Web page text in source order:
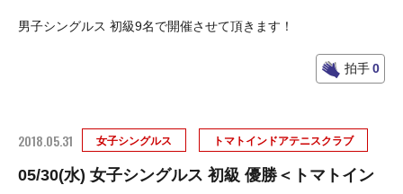
男子シングルス 初級9名で開催させて頂きます！
拍手0
2018.05.31 女子シングルス トマトインドアテニスクラブ
05/30(水) 女子シングルス 初級 優勝＜トマトイン